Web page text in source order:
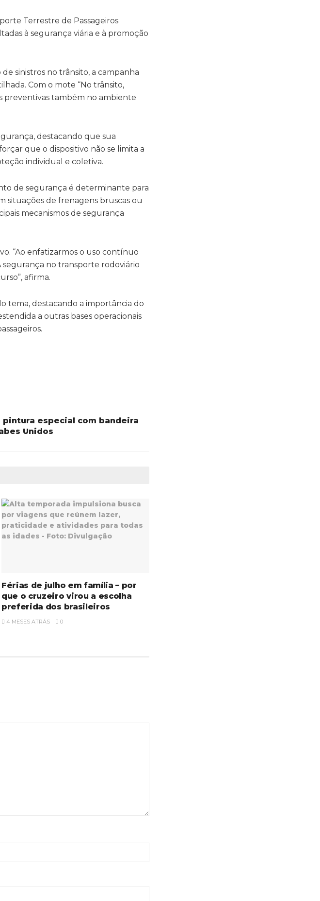
Terrestre de Passageiros
à segurança viária e à promoção
sinistros no trânsito, a campanha
Com o mote “No trânsito,
preventivas também no ambiente
destacando que sua
que o dispositivo não se limita a
individual e coletiva.
de segurança é determinante para
situações de frenagens bruscas ou
mecanismos de segurança
“Ao enfatizarmos o uso contínuo
no transporte rodoviário
afirma.
tema, destacando a importância do
a outras bases operacionais
especial com bandeira
Unidos
Férias de julho em família – por
que o cruzeiro virou a escolha
preferida dos brasileiros
4 MESES ATRÁS 0